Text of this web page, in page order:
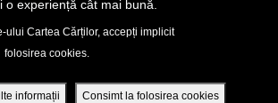
o experiență cât mai bună.
ului Cartea Cărților, accepți implicit
folosirea cookies.
informații Consimt la folosirea cookies